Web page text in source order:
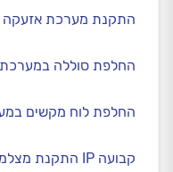
התקנת מערכת אזעקה
החלפת סוללה
החלפת לוח מקשים
התקנת מצלמת IP קבועה